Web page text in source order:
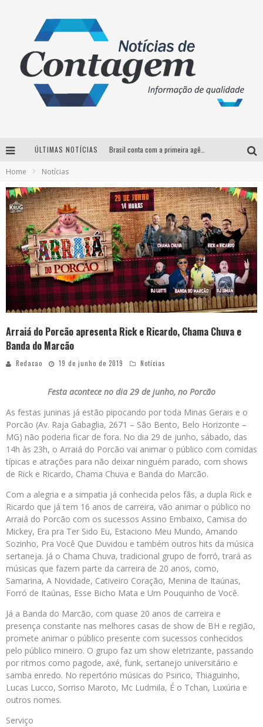
ÚLTIMAS NOTÍCIAS
Votação para o concurso Rainha do Pedro Leopoldo Rodeio Show 2026 é liberada no G1
Suzy Brasil desembarca em Belo Horizonte nesta quinta-feira com o espetáculo “Uma Noite Horripilante”
Home Notícias
Arraiá do Porcão apresenta Rick e Ricardo, Chama Chuva e
Banda do Marcão
Redacao 19 de junho de 2019 Notícias
Festa acontece no dia 29 de junho, no Porcão
As festas juninas já estão pipocando por toda Minas Gerais e o
Porcão (Av. Raja Gabaglia, 2671 – São Bento, Belo Horizonte –
MG) não poderia ficar de fora. No dia 29 de junho, sábado, das
14h às 23h, o Arraiá do Porcão vai animar o público com comidas
típicas e atrações para não deixar ninguém parado, com shows
de Rick e Ricardo, Chama Chuva e Banda do Marcão.
Com a alegria e a simpatia já conhecida pelos fãs, a dupla Rick e
Ricardo que já tem 16 anos de carreira, vão animar o público no
Arraiá do Porcão com os sucessos Assino Embaixo, Camisa do
Mickey, Era pra Ter Sido Eu, Estaciono Meu Mundo, Amando
Sozinho, Pra Você Que Duvidou e também outros hits da música
sertaneja. Já o Chama Chuva, tradicional grupo de forró, trará as
músicas que fazem parte da carreira de 20 anos, como,
Samarina, A Novidade, Cativeiro Coração, Menina de Itaúnas,
Forró de Itaúnas, Esse Bicho Mata e Um Pouquinho de Você.
Já a Banda do Marcão, com quase 20 anos de carreira e
presença constante nas melhores casas de show de BH e região,
promete animar o público presente com sucessos conhecidos
pelo público mineiro. O grupo faz um show eletrizante, passando
por ritmos como pagode, axé, funk, sertanejo universitário e
samba enredo. No repertório músicas do Psirico, Thiaguinho,
Lucas Lucco, Sorriso Maroto, Mc Ludmila, É o Tchan, Luxúria e
outros nomes.
Serviço